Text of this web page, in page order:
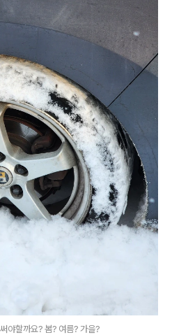
야할까요? 봄? 여름? 가을?